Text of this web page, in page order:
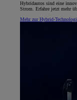
Hybridautos sind eine
Strom. Erfahre jetzt mehr
Mehr zur Hybrid-